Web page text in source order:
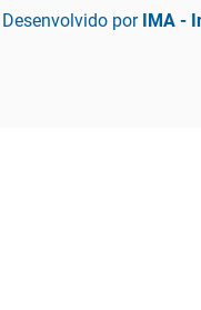
Desenvolvido por IMA -